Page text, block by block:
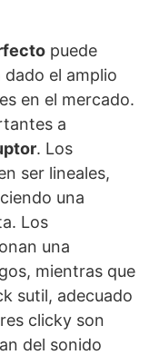
puede
el amplio
en el mercado.
a
. Los
ser lineales,
una
Los
una
mientras que
sutil, adecuado
clicky son
del sonido